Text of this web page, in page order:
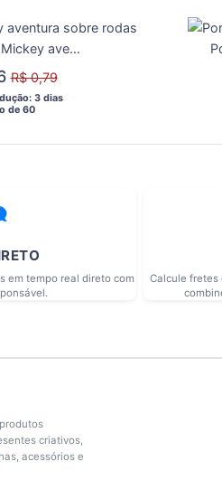
Adesivo 5x5 Mickey aventura sobre rodas
R$ 0,79
3 dias
de 60
em tempo real direto com
Calcule fretes
criativos,
acessórios e